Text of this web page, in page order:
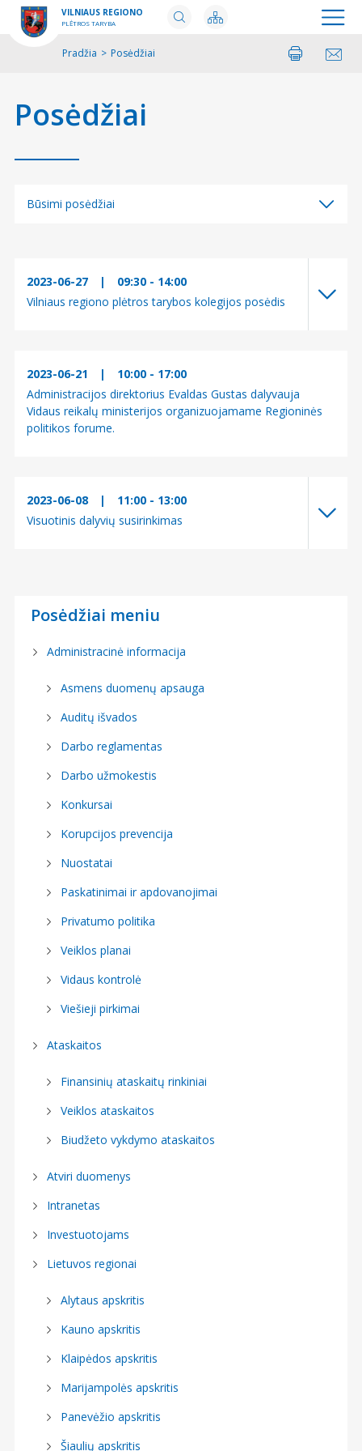
VILNIAUS REGIONO
PLĖTROS TARYBA
Pradžia > Posėdžiai SpausdintiPasidalinti
Posėdžiai
Posėdžiai meniu
Administracinė informacija
Asmens duomenų apsauga
Auditų išvados
Darbo reglamentas
Darbo užmokestis
Konkursai
Korupcijos prevencija
Nuostatai
Paskatinimai ir apdovanojimai
Privatumo politika
Veiklos planai
Vidaus kontrolė
Viešieji pirkimai
Ataskaitos
Finansinių ataskaitų rinkiniai
Veiklos ataskaitos
Biudžeto vykdymo ataskaitos
Atviri duomenys
Intranetas
Investuotojams
Lietuvos regionai
Alytaus apskritis
Kauno apskritis
Klaipėdos apskritis
Marijampolės apskritis
Panevėžio apskritis
Šiaulių apskritis
Būsimi posėdžiai
2023-06-27
|
09:30 - 14:00
Vilniaus regiono plėtros tarybos kolegijos posėdis
2023-06-21 |
10:00 - 17:00
Administracijos direktorius Evaldas Gustas dalyvauja
Vidaus reikalų ministerijos organizuojamame Regioninės
politikos forume.
2023-06-08 |
11:00 - 13:00
Visuotinis dalyvių susirinkimas